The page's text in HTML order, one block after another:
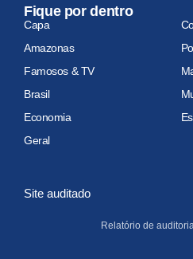
Fique por dentro
Capa
Amazonas
Famosos & TV
Brasil
Economia
Geral
Site auditado
Relatório de